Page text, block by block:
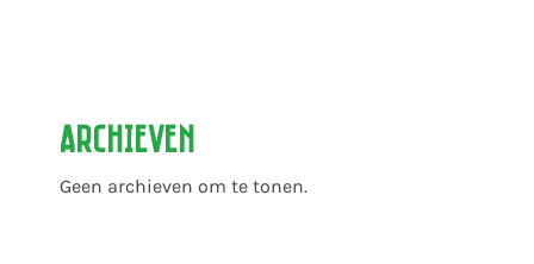
Archieven
Geen archieven om te tonen.